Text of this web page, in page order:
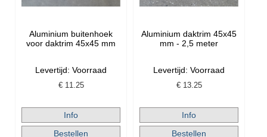
Aluminium buitenhoek
voor daktrim 45x45 mm
Levertijd: Voorraad
€ 11.25
Aluminium daktrim 45x45
mm - 2,5 meter
Levertijd: Voorraad
€ 13.25